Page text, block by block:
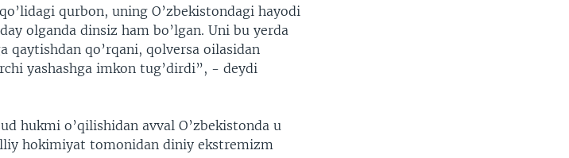
qurbon, uning O’zbekistondagi hayodi
olganda dinsiz ham bo’lgan. Uni bu yerda
qaytishdan qo’rqani, qolversa oilasidan
yashashga imkon tug’dirdi”, - deydi
hukmi o’qilishidan avval O’zbekistonda u
hokimiyat tomonidan diniy ekstremizm